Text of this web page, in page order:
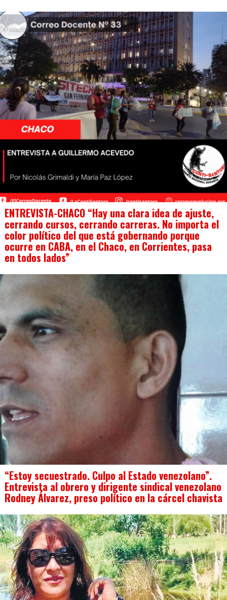
ENTREVISTA-CHACO “Hay una clara idea de ajuste,
cerrando cursos, cerrando carreras. No importa el
color político del que está gobernando porque
ocurre en CABA, en el Chaco, en Corrientes, pasa
en todos lados”
“Estoy secuestrado. Culpo al Estado venezolano”.
Entrevista al obrero y dirigente sindical venezolano
Rodney Álvarez, preso político en la cárcel chavista